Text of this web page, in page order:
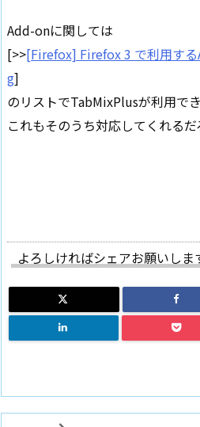
Add-onに関しては
[>>[Firefox] Firefox 3 で利用す
g]
のリストでTabMixPlusが利用でき
これもそのうち対応してくれる
よろしければシェアお願いしま